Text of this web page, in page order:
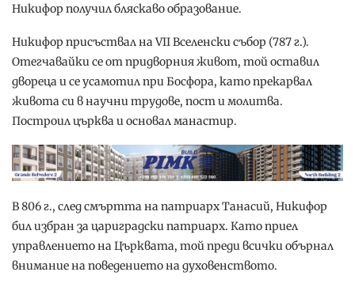
Никифор получил бляскаво образование.
Никифор присъствал на VII Вселенски събор (787 г.).
Отегчавайки се от придворния живот, той оставил
двореца и се усамотил при Босфора, като прекарвал
живота си в научни трудове, пост и молитва.
Построил църква и основал манастир.
В 806 г., след смъртта на патриарх Танасий, Никифор
бил избран за цариградски патриарх. Като приел
управлението на Църквата, той преди всички обърнал
внимание на поведението на духовенството.